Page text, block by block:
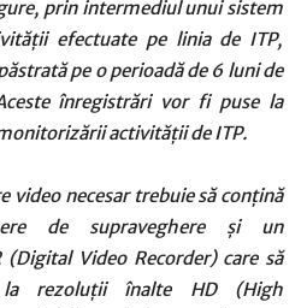
prin intermediul unui sistem
efectuate pe linia de ITP,
pe o perioadă de 6 luni de
înregistrări vor fi puse la
activităţii de ITP.
video necesar trebuie să conţină
de supraveghere şi un
Video Recorder) care să
la rezoluţii înalte HD (High